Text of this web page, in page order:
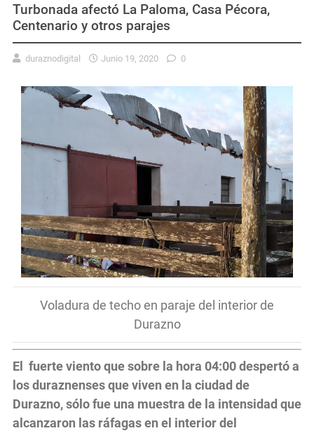
Turbonada afectó La Paloma, Casa Pécora,
Centenario y otros parajes
duraznodigital Junio 19, 2020 0
Voladura de techo en paraje del interior de
Durazno
El fuerte viento que sobre la hora 04:00 despertó a
los duraznenses que viven en la ciudad de
Durazno, sólo fue una muestra de la intensidad que
alcanzaron las ráfagas en el interior del